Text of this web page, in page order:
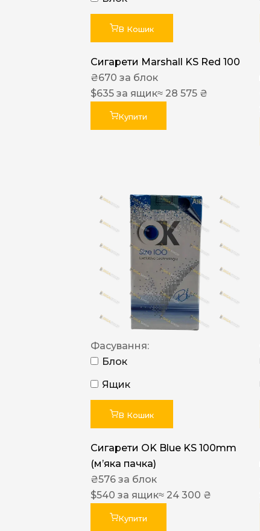
В Кошик
Сигарети Marshall KS Red 100
₴670 за блок
$635 за ящик≈ 28 575 ₴
Купити
Фасування:
Блок
Ящик
В Кошик
Сигарети OK Blue KS 100mm
(м’яка пачка)
₴576 за блок
$540 за ящик≈ 24 300 ₴
Купити